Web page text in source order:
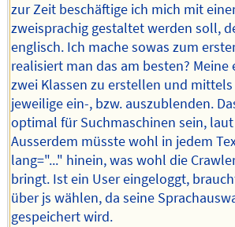
zur Zeit beschäftige ich mich mit
zweisprachig gestaltet werden soll,
englisch. Ich mache sowas zum
realisiert man das am besten? Meine
zwei Klassen zu erstellen und
jeweilige ein-, bzw. auszublenden.
optimal für Suchmaschinen sein,
Ausserdem müsste wohl in jedem
lang="..." hinein, was wohl die
bringt. Ist ein User eingeloggt,
über js wählen, da seine
gespeichert wird.